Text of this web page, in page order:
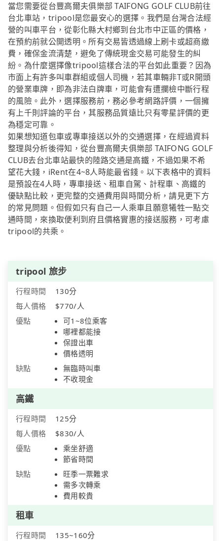
當您需要從台豐高爾夫俱樂部 TAIFONG GOLF CLUB前往
台北車站，tripool是您最安心的選擇。我們是台灣合法經
營的叫車平台，從彰化縣大村鄉到台北市中正區的價格，
在預約前就公開透明。所有交易皆透過線上刷卡或超商繳
費，確保金流清楚，避免了傳統現金交易可能發生的糾
紛。為什麼選擇像tripool這樣合法的平台如此重要？因為
市面上有許多叫車群組或個人司機，若其車輛非T或R開頭
的營業車牌，即為非法白牌車，可能會有遭攔檢中斷行程
的風險。此外，選擇服務前，務必參考網路評價，一個擁
有上千則評論的平台，其服務品質遠比只有零星評價的更
為穩定可靠。
如果想知道包車或專車接送以外的交通選擇，在經過資料
整理與分析後得知，從台豐高爾夫俱樂部 TAIFONG GOLF
CLUB去台北車站最快的陸路交通是高鐵，不過如果不希
望花大錢，iRent在4~8人時能最省錢。以下表格中的資料
是預設在4人時，專車接送、租車自駕、計程車、高鐵的
優缺點比較，更完整的交通費用與時間分析，請見更下方
的常見問題。但假如只有自己一人乘車且願意犧牲一點交
通時間，來換取便利到府且價格實惠的接送服務，可考慮
tripool的共乘。
tripool 旅步
行程時間
130分
每人價格
$770/人
優點
可1~8位乘客
哪裡都能接
保證出車
價格透明
缺點
無臨時叫車
不收現金
高鐵
行程時間
125分
每人價格
$830/人
優點
乘坐舒適
節省時間
缺點
旺季一票難求
需多次轉乘
費用較貴
租車
行程時間
135~160分